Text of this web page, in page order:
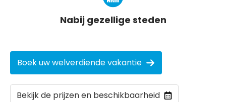
Nabij gezellige steden
Boek uw welverdiende vakantie
Bekijk de prijzen en beschikbaarheid